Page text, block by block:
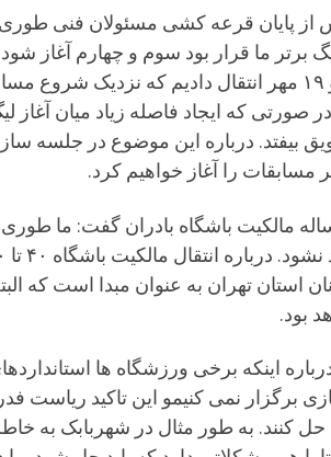
از پایان قرعه کشی مسئولان فنی طوری
برتر ما قرار بود سوم و چهارم آغاز
یک را به ۱۸ و ۱۹ مهر انتقال دادیم که
بیفتد. درباره این موضوع در جلسه
مالکیت باشگاه بادران گفت: ما
استان تهران به عنوان مبدا است که
بود.
اینکه برخی ورزشگاه ها
برگزار نمی کنیمو این‌ تاکید ریاست
کنند. به طور مثال در شهربابک به